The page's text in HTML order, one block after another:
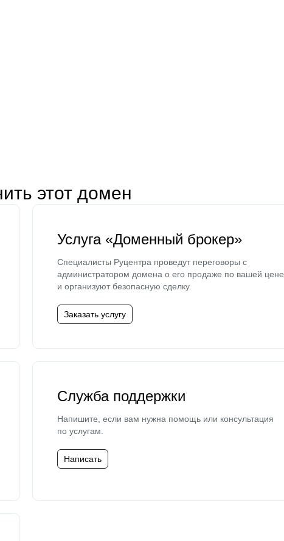
этот домен
Услуга «Доменный брокер»
Специалисты Руцентра проведут переговоры с
администратором домена о его продаже по вашей цене
и организуют безопасную сделку.
Заказать услугу
Служба поддержки
Напишите, если вам нужна помощь или консультация
по услугам.
Написать